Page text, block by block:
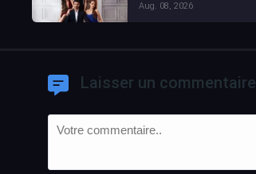
Aug. 08, 2026
Laisser un commentaire